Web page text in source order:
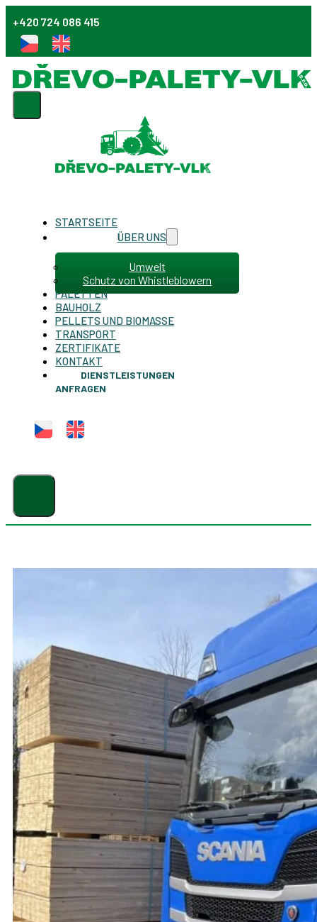
+420 724 086 415
STARTSEITE
ÜBER UNS
Umwelt
Schutz von Whistleblowern
PALETTEN
BAUHOLZ
PELLETS UND BIOMASSE
TRANSPORT
ZERTIFIKATE
KONTAKT
DIENSTLEISTUNGEN
ANFRAGEN